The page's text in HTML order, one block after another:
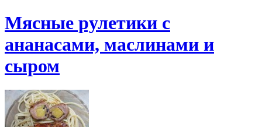
Мясные рулетики с
ананасами, маслинами и
сыром